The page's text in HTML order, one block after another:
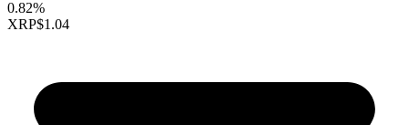
0.82%
XRP$1.04